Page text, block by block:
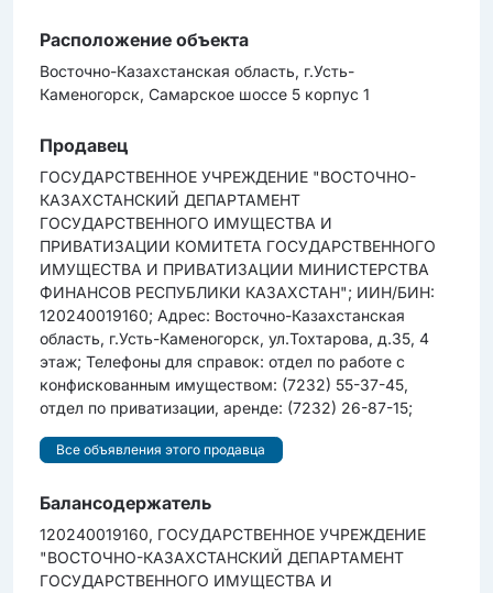
Расположение объекта
Восточно-Казахстанская область, г.Усть-
Каменогорск, Самарское шоссе 5 корпус 1
Продавец
ГОСУДАРСТВЕННОЕ УЧРЕЖДЕНИЕ "ВОСТОЧНО-
КАЗАХСТАНСКИЙ ДЕПАРТАМЕНТ
ГОСУДАРСТВЕННОГО ИМУЩЕСТВА И
ПРИВАТИЗАЦИИ КОМИТЕТА ГОСУДАРСТВЕННОГО
ИМУЩЕСТВА И ПРИВАТИЗАЦИИ МИНИСТЕРСТВА
ФИНАНСОВ РЕСПУБЛИКИ КАЗАХСТАН"; ИИН/БИН:
120240019160; Адрес: Восточно-Казахстанская
область, г.Усть-Каменогорск, ул.Тохтарова, д.35, 4
этаж; Телефоны для справок: отдел по работе c
конфискованным имуществом: (7232) 55-37-45,
отдел по приватизации, аренде: (7232) 26-87-15;
Все объявления этого продавца
Балансодержатель
120240019160, ГОСУДАРСТВЕННОЕ УЧРЕЖДЕНИЕ
"ВОСТОЧНО-КАЗАХСТАНСКИЙ ДЕПАРТАМЕНТ
ГОСУДАРСТВЕННОГО ИМУЩЕСТВА И